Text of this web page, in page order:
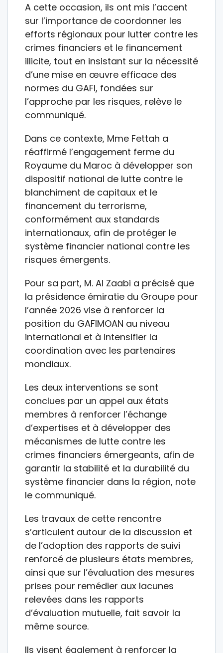
A cette occasion, ils ont mis l’accent
sur l’importance de coordonner les
efforts régionaux pour lutter contre les
crimes financiers et le financement
illicite, tout en insistant sur la nécessité
d’une mise en œuvre efficace des
normes du GAFI, fondées sur
l’approche par les risques, relève le
communiqué.
Dans ce contexte, Mme Fettah a
réaffirmé l’engagement ferme du
Royaume du Maroc à développer son
dispositif national de lutte contre le
blanchiment de capitaux et le
financement du terrorisme,
conformément aux standards
internationaux, afin de protéger le
système financier national contre les
risques émergents.
Pour sa part, M. Al Zaabi a précisé que
la présidence émiratie du Groupe pour
l’année 2026 vise à renforcer la
position du GAFIMOAN au niveau
international et à intensifier la
coordination avec les partenaires
mondiaux.
Les deux interventions se sont
conclues par un appel aux états
membres à renforcer l’échange
d’expertises et à développer des
mécanismes de lutte contre les
crimes financiers émergeants, afin de
garantir la stabilité et la durabilité du
système financier dans la région, note
le communiqué.
Les travaux de cette rencontre
s’articulent autour de la discussion et
de l’adoption des rapports de suivi
renforcé de plusieurs états membres,
ainsi que sur l’évaluation des mesures
prises pour remédier aux lacunes
relevées dans les rapports
d’évaluation mutuelle, fait savoir la
même source.
Ils visent également à renforcer la